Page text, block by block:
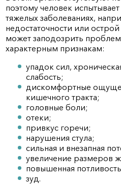
поэтому человек
тяжелых заболеваниях,
недостаточности или
может заподозрить
характерным признакам:
упадок сил,
слабость;
дискомфортные
кишечного тракта;
головные боли;
отеки;
привкус горечи;
нарушения стула;
сильная и внезапная
увеличение размеров
повышенная
зуд.